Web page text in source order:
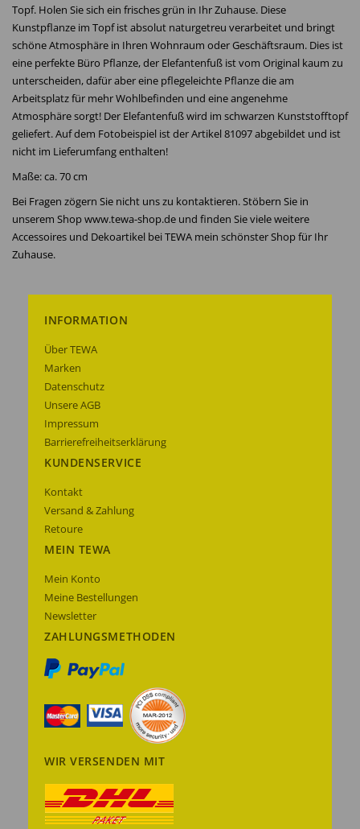
Topf. Holen Sie sich ein frisches grün in Ihr Zuhause. Diese
Kunstpflanze im Topf ist absolut naturgetreu verarbeitet und bringt
schöne Atmosphäre in Ihren Wohnraum oder Geschäftsraum. Dies ist
eine perfekte Büro Pflanze, der Elefantenfuß ist vom Original kaum zu
unterscheiden, dafür aber eine pflegeleichte Pflanze die am
Arbeitsplatz für mehr Wohlbefinden und eine angenehme
Atmosphäre sorgt! Der Elefantenfuß wird im schwarzen Kunststofftopf
geliefert. Auf dem Fotobeispiel ist der Artikel 81097 abgebildet und ist
nicht im Lieferumfang enthalten!
Maße: ca. 70 cm
Bei Fragen zögern Sie nicht uns zu kontaktieren. Stöbern Sie in
unserem Shop www.tewa-shop.de und finden Sie viele weitere
Accessoires und Dekoartikel bei TEWA mein schönster Shop für Ihr
Zuhause.
INFORMATION
Über TEWA
Marken
Datenschutz
Unsere AGB
Impressum
Barrierefreiheitserklärung
KUNDENSERVICE
Kontakt
Versand & Zahlung
Retoure
MEIN TEWA
Mein Konto
Meine Bestellungen
Newsletter
ZAHLUNGSMETHODEN
WIR VERSENDEN MIT